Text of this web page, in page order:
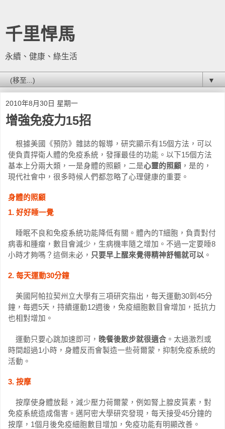
千里悍馬
永續、健康、綠生活
▼
2010年8月30日 星期一
增強免疫力15招
根據美國《預防》雜誌的報導，研究顯示有15個方法，可以
使負責捍衛人體的免疫系統，發揮最佳的功能。以下15個方法
基本上分兩大類，一是身體的照顧，二是心靈的照顧 ，是的，
現代社會中，很多時候人們都忽略了心理健康的重要。
身體的照顧
1. 好好睡一覺
睡眠不良和免疫系統功能降低有關。體內的T細胞，負責對付
病毒和腫瘤，數目會減少，生病機率隨之增加。不過一定要睡8
小時才夠嗎？這倒未必， 只要早上醒來覺得精神舒暢就可以 。
2. 每天運動30分鐘
美國阿帕拉契州立大學有三項研究指出，每天運動30到45分
鐘，每週5天，持續運動12週後，免疫細胞數目會增加，抵抗力
也相對增加。
運動只要心跳加速即可， 晚餐後散步就很適合。太過激烈或
時間超過1小時，身體反而會製造一些荷爾蒙，抑制免疫系統的
活動。
3. 按摩
按摩使身體放鬆，減少壓力荷爾蒙，例如腎上腺皮質素，對
免疫系統造成傷害。邁阿密大學研究發現，每天接受45分鐘的
按摩，1個月後免疫細胞數目增加，免疫功能有明顯改善。